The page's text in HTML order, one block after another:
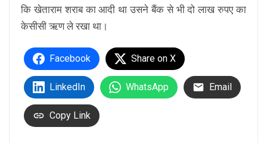
कि खेताराम शराब का आदी था उसने बैंक से भी दो लाख रुपए का
केसीसी ऋण ले रखा था।
Facebook Share on X
LinkedIn WhatsApp Email
Copy Link